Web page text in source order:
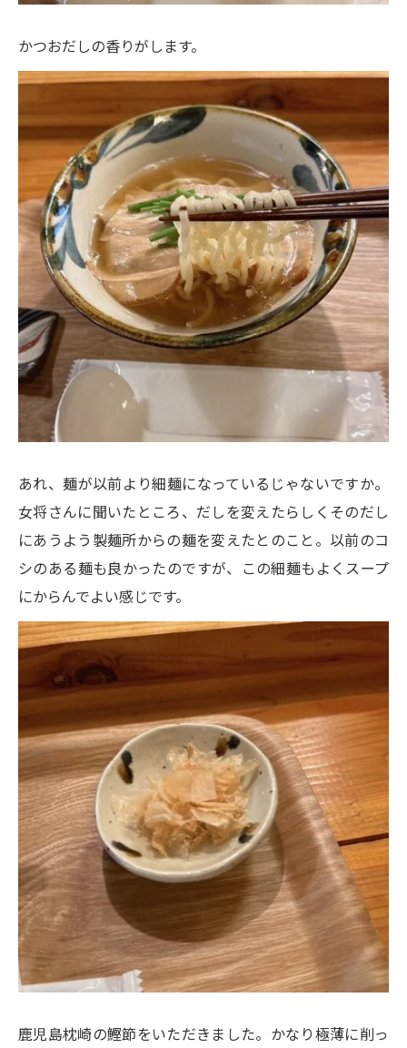
かつおだしの香りがします。
あれ、麺が以前より細麺になっているじゃないですか。
女将さんに聞いたところ、だしを変えたらしくそのだし
にあうよう製麺所からの麺を変えたとのこと。以前のコ
シのある麺も良かったのですが、この細麺もよくスープ
にからんでよい感じです。
鹿児島枕崎の鰹節をいただきました。かなり極薄に削っ